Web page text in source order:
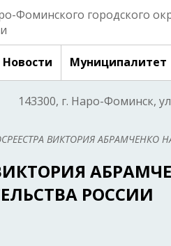
Фоминского городского
Новости Муниципалитет
143300, г. Наро-Фоминск,
ВИКТОРИЯ АБРАМЧЕНКО
РОССИИ